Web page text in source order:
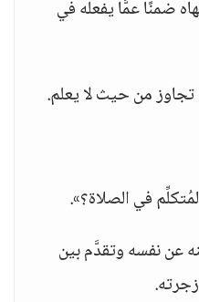
ضمنًا عمَّا يفعله في
من حيث لا يعلم.
في الصلاة؟».
عن نفسه وتقدَّم بين